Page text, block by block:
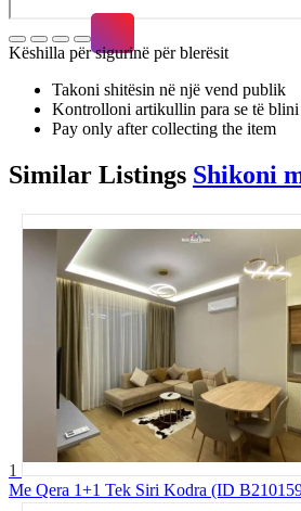
Këshilla për sigurinë për blerësit
Takoni shitësin në një vend publik
Kontrolloni artikullin para se të blini
Pay only after collecting the item
Similar Listings Shikoni
1
Me Qera 1+1 Tek Siri Kodra (ID